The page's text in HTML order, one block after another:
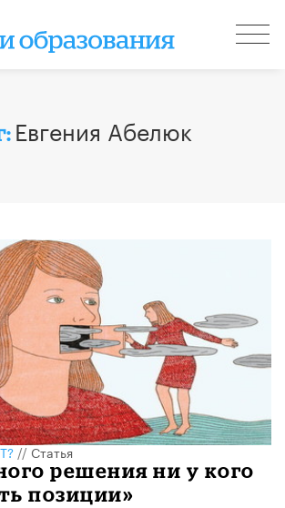
Евгения Абелюк
//Статья
решения ни у кого
позиции»